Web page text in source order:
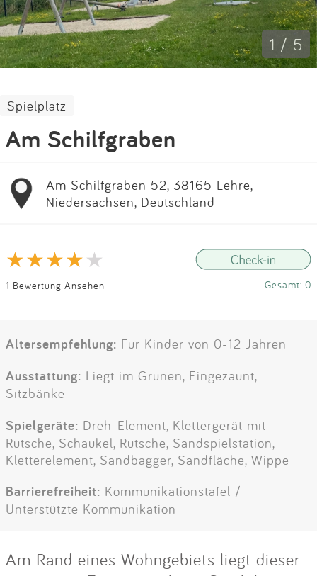
Anmelden 1 / 5
Spielplatz
Am Schilfgraben
Am Schilfgraben 52, 38165 Lehre,
Niedersachsen, Deutschland
1 Bewertung Ansehen Gesamt: 0
Altersempfehlung: Für Kinder von 0-12 Jahren
Ausstattung: Liegt im Grünen, Eingezäunt,
Sitzbänke
Spielgeräte: Dreh-Element, Klettergerät mit
Rutsche, Schaukel, Rutsche, Sandspielstation,
Kletterelement, Sandbagger, Sandfläche, Wippe
Barrierefreiheit: Kommunikationstafel /
Unterstützte Kommunikation
Am Rand eines Wohngebiets liegt dieser